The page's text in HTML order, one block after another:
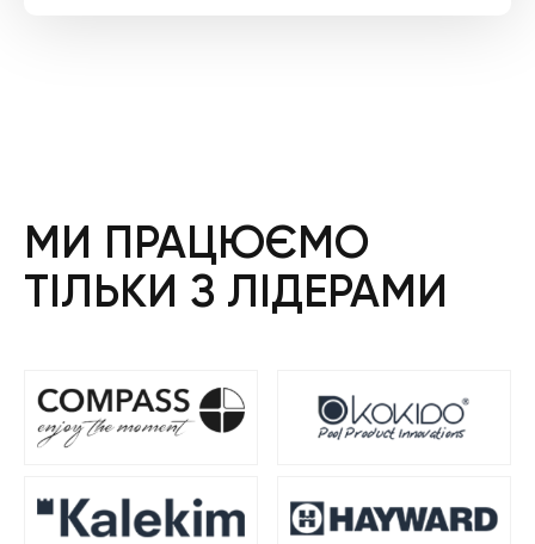
МИ ПРАЦЮЄМО
ТІЛЬКИ З ЛІДЕРАМИ